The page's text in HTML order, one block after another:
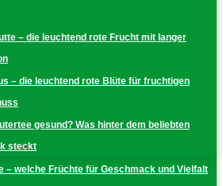
– die leuchtend rote Frucht mit langer
– die leuchtend rote Blüte für fruchtigen
gesund? Was hinter dem beliebten
steckt
– welche Früchte für Geschmack und Vielfalt